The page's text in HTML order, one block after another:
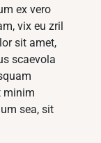
ex vero
vix eu zril
sit amet,
scaevola
minim
sea, sit